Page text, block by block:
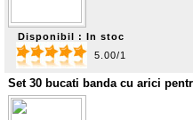
Disponibil : In stoc
5.00/1
Set 30 bucati banda cu arici